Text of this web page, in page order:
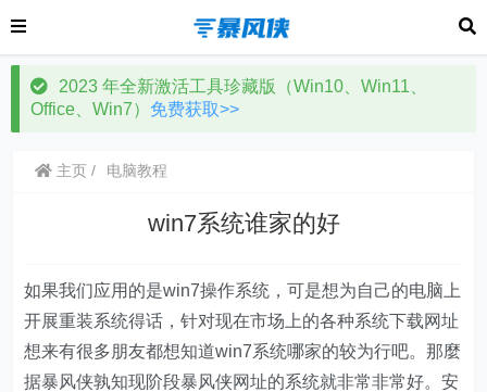
2023 年全新激活工具珍藏版（Win10、Win11、
Office、Win7） 免费获取>>
主页 电脑教程
win7系统谁家的好
如果我们应用的是win7操作系统，可是想为自己的电脑上
开展重装系统得话，针对现在市场上的各种系统下载网址
想来有很多朋友都想知道win7系统哪家的较为行吧。那麼
据暴风侠孰知现阶段暴风侠网址的系统就非常非常好。安